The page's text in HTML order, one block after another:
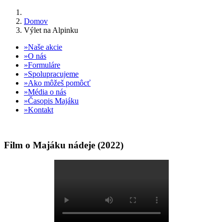
Domov
Výlet na Alpinku
Naše akcie
O nás
Formuláre
Spolupracujeme
Ako môžeš pomôcť
Média o nás
Časopis Majáku
Kontakt
Film o Majáku nádeje (2022)